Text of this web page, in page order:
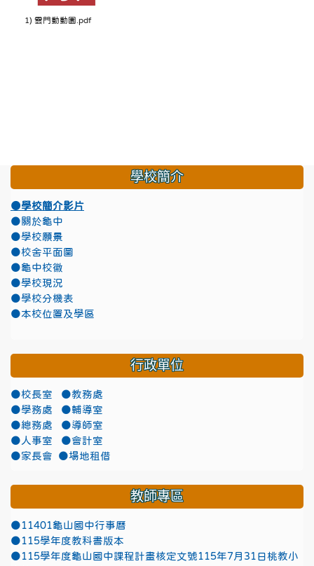
1) 雲門動動園.pdf
學校簡介
●學校簡介影片
●關於龜中
●學校願景
●校舍平面圖
●龜中校徽
●學校現況
●學校分機表
●本校位置及學區
行政單位
●校長室
●教務處
●學務處
●輔導室
●總務處
●導師室
●人事室
●會計室
●家長會
●場地租借
教師專區
●11401龜山國中行事曆
●115學年度教科書版本
●115學年度龜山國中課程計畫核定文號115年7月31日桃教小